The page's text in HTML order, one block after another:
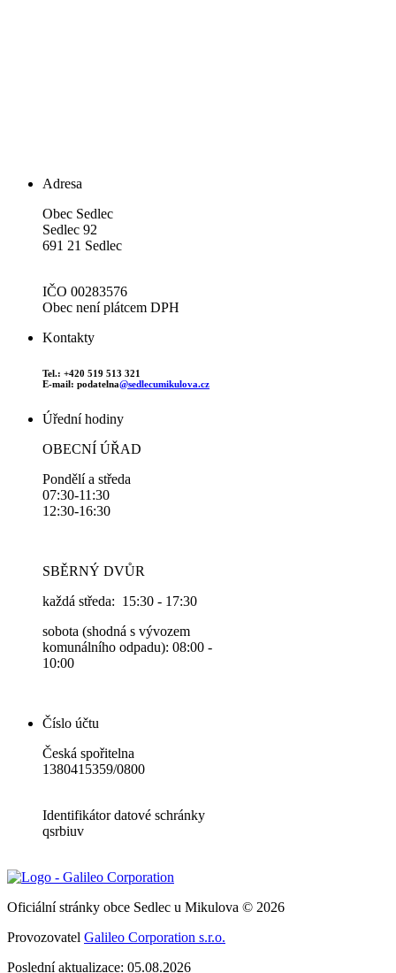
Adresa
Obec Sedlec
Sedlec 92
691 21 Sedlec
IČO 00283576
Obec není plátcem DPH
Kontakty
Tel.: +420 519 513 321
E-mail: podatelna@sedlecumikulova.cz
Úřední hodiny
OBECNÍ ÚŘAD
Pondělí a středa
07:30-11:30
12:30-16:30
SBĚRNÝ DVŮR
každá středa: 15:30 - 17:30
sobota (shodná s vývozem
komunálního odpadu): 08:00 -
10:00
Číslo účtu
Česká spořitelna
1380415359/0800
Identifikátor datové schránky
qsrbiuv
Oficiální stránky obce Sedlec u Mikulova © 2026
Provozovatel Galileo Corporation s.r.o.
Poslední aktualizace: 05.08.2026